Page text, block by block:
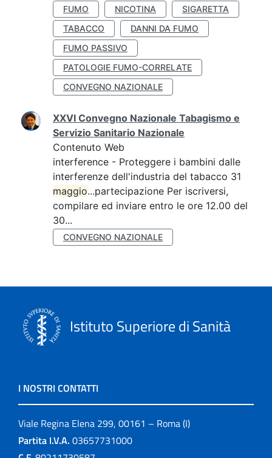
FUMO NICOTINA
SIGARETTA
TABACCO
DANNI DA FUMO
FUMO PASSIVO
PATOLOGIE FUMO-CORRELATE
CONVEGNO NAZIONALE
XXVI Convegno Nazionale Tabagismo e
Servizio Sanitario Nazionale
Contenuto Web
interference - Proteggere i bambini dalle
interferenze dell'industria del tabacco 31
maggio...partecipazione Per iscriversi,
compilare ed inviare entro le ore 12.00 del
30...
CONVEGNO NAZIONALE
Istituto Superiore di Sanità
I NOSTRI CONTATTI
Viale Regina Elena 299, 00161 – Roma (I)
Partita I.V.A. 03657731000